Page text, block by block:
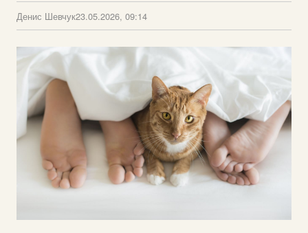
Денис Шевчук23.05.2026, 09:14